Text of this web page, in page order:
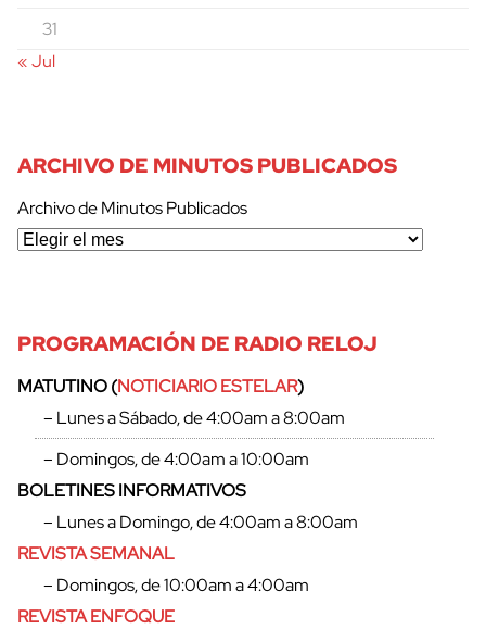
31
« Jul
ARCHIVO DE MINUTOS PUBLICADOS
Archivo de Minutos Publicados
PROGRAMACIÓN DE RADIO RELOJ
MATUTINO (NOTICIARIO ESTELAR)
– Lunes a Sábado, de 4:00am a 8:00am
– Domingos, de 4:00am a 10:00am
BOLETINES INFORMATIVOS
– Lunes a Domingo, de 4:00am a 8:00am
REVISTA SEMANAL
– Domingos, de 10:00am a 4:00am
REVISTA ENFOQUE